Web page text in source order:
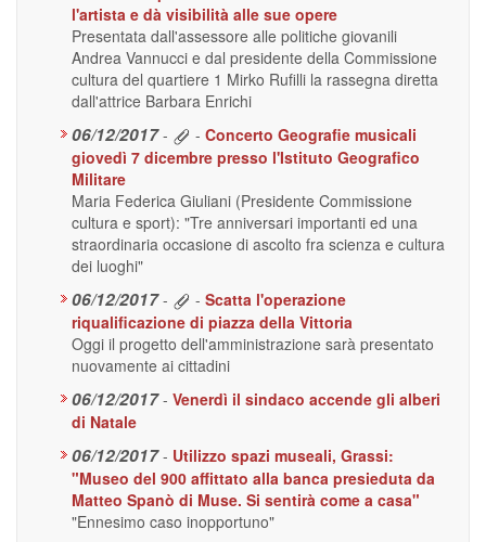
l'artista e dà visibilità alle sue opere
Presentata dall'assessore alle politiche giovanili
Andrea Vannucci e dal presidente della Commissione
cultura del quartiere 1 Mirko Rufilli la rassegna diretta
dall'attrice Barbara Enrichi
06/12/2017 - - Concerto Geografie musicali
giovedì 7 dicembre presso l'Istituto Geografico
Militare
Maria Federica Giuliani (Presidente Commissione
cultura e sport): "Tre anniversari importanti ed una
straordinaria occasione di ascolto fra scienza e cultura
dei luoghi"
06/12/2017 - - Scatta l'operazione
riqualificazione di piazza della Vittoria
Oggi il progetto dell'amministrazione sarà presentato
nuovamente ai cittadini
06/12/2017 - Venerdì il sindaco accende gli alberi
di Natale
06/12/2017 - Utilizzo spazi museali, Grassi:
"Museo del 900 affittato alla banca presieduta da
Matteo Spanò di Muse. Si sentirà come a casa"
"Ennesimo caso inopportuno"